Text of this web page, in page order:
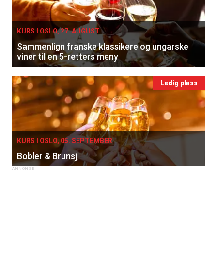
KURS I OSLO, 27. AUGUST
Sammenlign franske klassikere og ungarske
viner til en 5-retters meny
Ledig plass
KURS I OSLO, 05. SEPTEMBER
Bobler & Brunsj